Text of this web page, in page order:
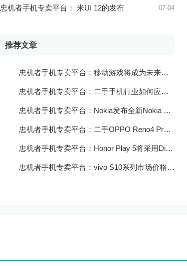
忠机者手机专卖平台： 米UI 12的发布 07-04
推荐文章
忠机者手机专卖平台：移动游戏将成为未来游戏市场的重要组成部分
忠机者手机专卖平台：二手手机行业如何应对大数据的应用
忠机者手机专卖平台：Nokia发布全新Nokia 7.5，搭载大电池和优化相机
忠机者手机专卖平台：二手OPPO Reno4 Pro市场价格持续上涨
忠机者手机专卖平台：Honor Play 5将采用Dimensity 800U芯片
忠机者手机专卖平台：vivo S10系列市场价格走势平稳